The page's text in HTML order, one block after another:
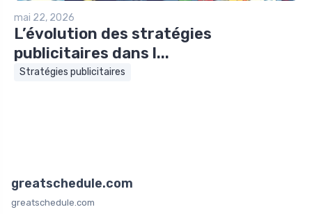
mai 22, 2026
L’évolution des stratégies
publicitaires dans l...
Stratégies publicitaires
greatschedule.com
greatschedule.com